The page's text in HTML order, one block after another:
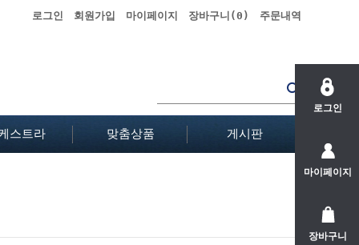
로그인
마이페이지
장바구니
로그인 회원가입 마이페이지 장바구니(0 ) 주문내역
스트라 맞춤상품 게시판